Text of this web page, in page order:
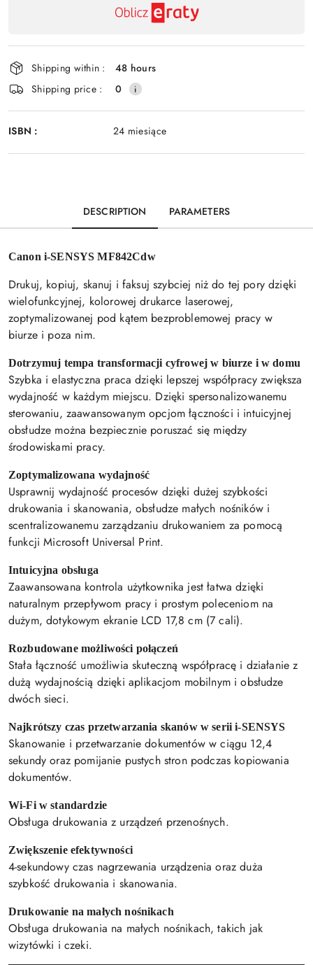
Shipping within :
48 hours
Shipping price :
0
ISBN : 24 miesiące
DESCRIPTION PARAMETERS
Canon i-SENSYS MF842Cdw
Drukuj, kopiuj, skanuj i faksuj szybciej niż do tej pory dzięki
wielofunkcyjnej, kolorowej drukarce laserowej,
zoptymalizowanej pod kątem bezproblemowej pracy w
biurze i poza nim.
Dotrzymuj tempa transformacji cyfrowej w biurze i w domu
Szybka i elastyczna praca dzięki lepszej współpracy zwiększa
wydajność w każdym miejscu. Dzięki spersonalizowanemu
sterowaniu, zaawansowanym opcjom łączności i intuicyjnej
obsłudze można bezpiecznie poruszać się między
środowiskami pracy.
Zoptymalizowana wydajność
Usprawnij wydajność procesów dzięki dużej szybkości
drukowania i skanowania, obsłudze małych nośników i
scentralizowanemu zarządzaniu drukowaniem za pomocą
funkcji Microsoft Universal Print.
Intuicyjna obsługa
Zaawansowana kontrola użytkownika jest łatwa dzięki
naturalnym przepływom pracy i prostym poleceniom na
dużym, dotykowym ekranie LCD 17,8 cm (7 cali).
Rozbudowane możliwości połączeń
Stała łączność umożliwia skuteczną współpracę i działanie z
dużą wydajnością dzięki aplikacjom mobilnym i obsłudze
dwóch sieci.
Najkrótszy czas przetwarzania skanów w serii i-SENSYS
Skanowanie i przetwarzanie dokumentów w ciągu 12,4
sekundy oraz pomijanie pustych stron podczas kopiowania
dokumentów.
Wi-Fi w standardzie
Obsługa drukowania z urządzeń przenośnych.
Zwiększenie efektywności
4-sekundowy czas nagrzewania urządzenia oraz duża
szybkość drukowania i skanowania.
Drukowanie na małych nośnikach
Obsługa drukowania na małych nośnikach, takich jak
wizytówki i czeki.